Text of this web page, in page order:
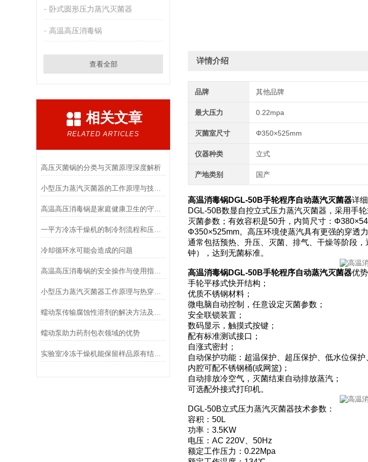
卧式圆形压力蒸汽灭菌器
高温高压消毒锅
查看全部
相关文章
RELATED ARTICLES
高压灭菌锅的分类与灭菌原理深度解析
小型压力蒸汽灭菌器的工作原理与技术优势概述
一平方冷冻干燥机的制冷剂流程和压缩空气流程
冷却循环水可能会造成的问题
高温高压消毒锅的安全操作与使用指南说明
小型压力蒸汽灭菌器工作原理与热穿透性分析
蠕动泵助力药剂包衣领域的优势
实验室冷冻干燥机能保留样品原有结构和活性
详情介绍
品牌 其他品牌
最大压力 0.22mpa
灭菌室尺寸 Φ350×525mm
仪器种类 立式
产地类别 国产
高温消毒锅DGL-50B手轮程序自动蒸汽灭菌器详
DGL-50B数显自控立式压力蒸汽灭菌器，采用手
灭菌参数；有效容积是50升，内筒尺寸：
Φ350×525mm。高压环境使蒸汽具有更强的穿透
通常包括预热、升压、灭菌、排气、干燥等阶段
钟），达到无菌标准。
高温消毒锅DGL-50B手轮程序自动蒸汽灭菌器优
手轮平移式快开结构；
优质不锈钢材料；
微电脑自动控制，任意设定灭菌参数；
安全联锁装置；
数码显示，触摸式按键；
配有标准测试接口；
自涨式密封；
自动保护功能：超温保护、超压保护、低水位保护
内腔可配不锈钢桶(或网篮)；
自动排放冷空气，灭菌结束自动排放蒸汽；
可选配外接式打印机。
DGL-50B立式压力蒸汽灭菌器技术参数：
容积：50L
功率：3.5KW
电压：AC 220V、50Hz
额定工作压力：0.22Mpa